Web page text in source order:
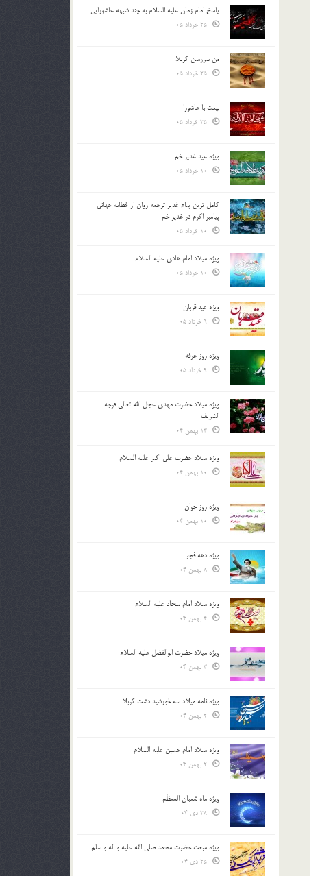
پاسخ امام زمان علیه السلام به چند شبهه عاشورایی
من سرزمین کربلا
بیعت با عاشورا
ویژه عید غدیر خم
کامل ترین پیام غدیر ترجمه روان از خطابه جهانی
پیامبر اکرم در غدیر خم
ویژه میلاد امام هادی علیه السلام
ویژه عید قربان
ویژه روز عرفه
ویژه میلاد حضرت مهدی عجل الله تعالی فرجه
الشريف
ویژه میلاد حضرت علی اکبر علیه السلام
ویژه روز جوان
ویژه دهه فجر
ویژه میلاد امام سجاد علیه السلام
ویژه میلاد حضرت ابوالفضل علیه السلام
ویژه نامه میلاد سه خورشید دشت کربلا
ویژه میلاد امام حسین علیه السلام
ویژه ماه شعبان المعظّم
ویژه مبعث حضرت محمد صلی الله علیه و اله و سلم